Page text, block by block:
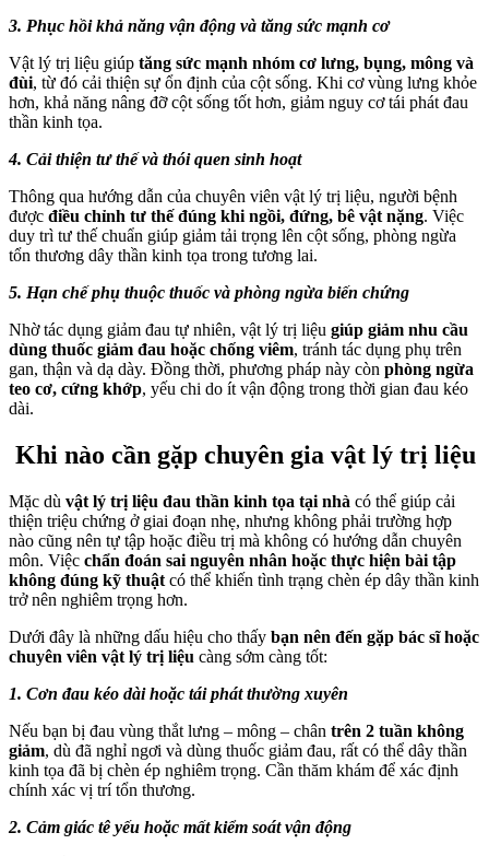
3. Phục hồi khả năng vận động và tăng sức mạnh cơ
Vật lý trị liệu giúp tăng sức mạnh nhóm cơ lưng, bụng, mông và
đùi, từ đó cải thiện sự ổn định của cột sống. Khi cơ vùng lưng khỏe
hơn, khả năng nâng đỡ cột sống tốt hơn, giảm nguy cơ tái phát đau
thần kinh tọa.
4. Cải thiện tư thế và thói quen sinh hoạt
Thông qua hướng dẫn của chuyên viên vật lý trị liệu, người bệnh
được điều chỉnh tư thế đúng khi ngồi, đứng, bê vật nặng. Việc
duy trì tư thế chuẩn giúp giảm tải trọng lên cột sống, phòng ngừa
tổn thương dây thần kinh tọa trong tương lai.
5. Hạn chế phụ thuộc thuốc và phòng ngừa biến chứng
Nhờ tác dụng giảm đau tự nhiên, vật lý trị liệu giúp giảm nhu cầu
dùng thuốc giảm đau hoặc chống viêm, tránh tác dụng phụ trên
gan, thận và dạ dày. Đồng thời, phương pháp này còn phòng ngừa
teo cơ, cứng khớp, yếu chi do ít vận động trong thời gian đau kéo
dài.
Khi nào cần gặp chuyên gia vật lý trị liệu
Mặc dù vật lý trị liệu đau thần kinh tọa tại nhà có thể giúp cải
thiện triệu chứng ở giai đoạn nhẹ, nhưng không phải trường hợp
nào cũng nên tự tập hoặc điều trị mà không có hướng dẫn chuyên
môn. Việc chẩn đoán sai nguyên nhân hoặc thực hiện bài tập
không đúng kỹ thuật có thể khiến tình trạng chèn ép dây thần kinh
trở nên nghiêm trọng hơn.
Dưới đây là những dấu hiệu cho thấy bạn nên đến gặp bác sĩ hoặc
chuyên viên vật lý trị liệu càng sớm càng tốt:
1. Cơn đau kéo dài hoặc tái phát thường xuyên
Nếu bạn bị đau vùng thắt lưng – mông – chân trên 2 tuần không
giảm, dù đã nghỉ ngơi và dùng thuốc giảm đau, rất có thể dây thần
kinh tọa đã bị chèn ép nghiêm trọng. Cần thăm khám để xác định
chính xác vị trí tổn thương.
2. Cảm giác tê yếu hoặc mất kiểm soát vận động